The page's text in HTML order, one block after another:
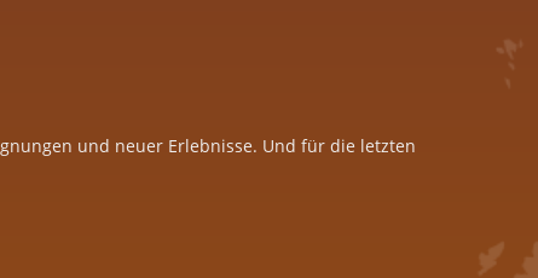
und neuer Erlebnisse. Und für die letzten